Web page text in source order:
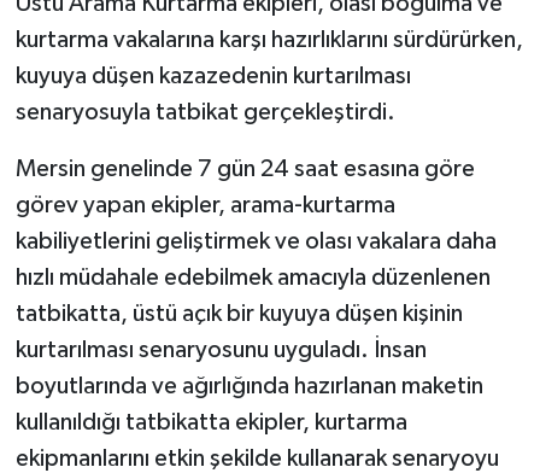
kurtarma vakalarına karşı hazırlıklarını sürdürürken,
kuyuya düşen kazazedenin kurtarılması
senaryosuyla tatbikat gerçekleştirdi.
Mersin genelinde 7 gün 24 saat esasına göre
görev yapan ekipler, arama-kurtarma
kabiliyetlerini geliştirmek ve olası vakalara daha
hızlı müdahale edebilmek amacıyla düzenlenen
tatbikatta, üstü açık bir kuyuya düşen kişinin
kurtarılması senaryosunu uyguladı. İnsan
boyutlarında ve ağırlığında hazırlanan maketin
kullanıldığı tatbikatta ekipler, kurtarma
ekipmanlarını etkin şekilde kullanarak senaryoyu